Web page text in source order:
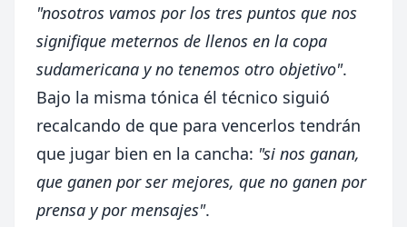
"nosotros vamos por los tres puntos que nos
signifique meternos de llenos en la copa
sudamericana y no tenemos otro objetivo".
Bajo la misma tónica él técnico siguió
recalcando de que para vencerlos tendrán
que jugar bien en la cancha: "si nos ganan,
que ganen por ser mejores, que no ganen por
prensa y por mensajes".